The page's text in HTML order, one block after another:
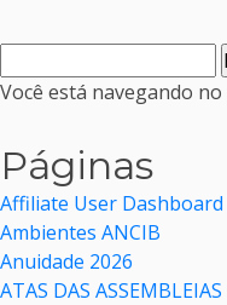
por:
Você está navegando
Páginas
Affiliate User Dashboard
Ambientes ANCIB
Anuidade 2026
ATAS DAS